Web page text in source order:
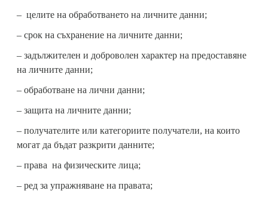
– целите на обработването на личните данни;
– срок на съхранение на личните данни;
– задължителен и доброволен характер на предоставяне
на личните данни;
– обработване на лични данни;
– защита на личните данни;
– получателите или категориите получатели, на които
могат да бъдат разкрити данните;
– права на физическите лица;
– ред за упражняване на правата;